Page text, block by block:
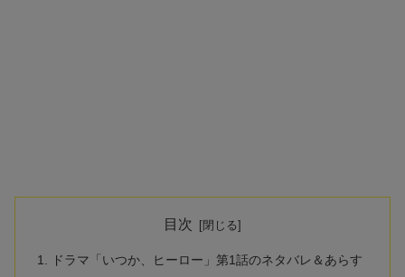
目次
ドラマ「いつか、ヒーロー」第1話のネタバレ＆あらす